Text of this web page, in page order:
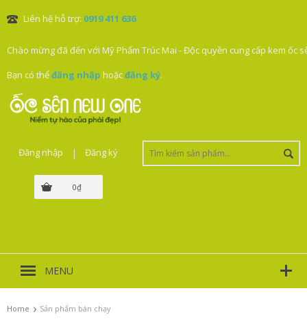
Liên hệ hỗ trợ: 0919 411 636
Chào mừng đã đến với Mỹ Phẩm Trúc Mai - Độc quyền cung cấp kem ốc
Bạn có thểđăng nhập hoặcđăng ký.
0₫
Đăng nhập | Đăng ký
MENU
Home › Sản phẩm bán chạy